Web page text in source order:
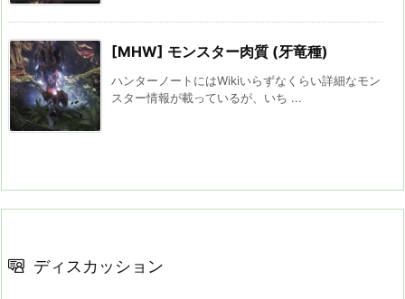
[MHW] モンスター肉質 (牙竜種)
ハンターノートにはWikiいらずなくらい詳細なモン
スター情報が載っているが、いち ...
ディスカッション